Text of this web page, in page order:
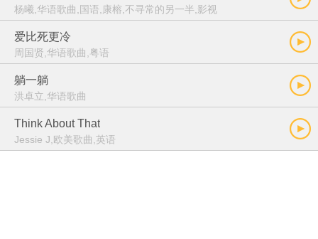
杨曦,华语歌曲,国语,康榕,不寻常的另一半,影视
爱比死更冷
周国贤,华语歌曲,粤语
躺一躺
洪卓立,华语歌曲
Think About That
Jessie J,欧美歌曲,英语